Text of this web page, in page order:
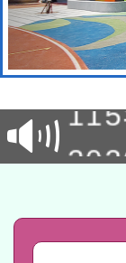
轉
業
用
桃
關
轉